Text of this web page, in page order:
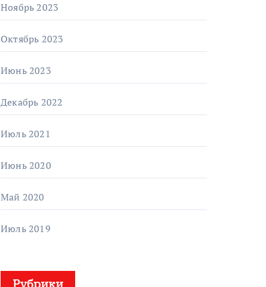
Ноябрь 2023
Октябрь 2023
Июнь 2023
Декабрь 2022
Июль 2021
Июнь 2020
Май 2020
Июль 2019
Рубрики